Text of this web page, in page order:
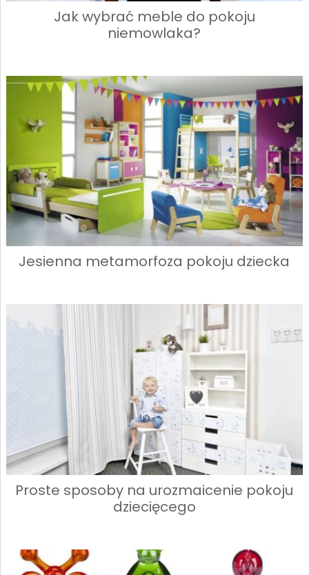
Jak wybrać meble do pokoju
niemowlaka?
Jesienna metamorfoza pokoju dziecka
Proste sposoby na urozmaicenie pokoju
dziecięcego